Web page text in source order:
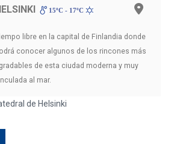
15ºC - 17ºC
libre en la capital de Finlandia donde
conocer algunos de los rincones más
de esta ciudad moderna y muy
al mar.